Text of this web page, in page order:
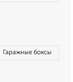
Гаражные боксы